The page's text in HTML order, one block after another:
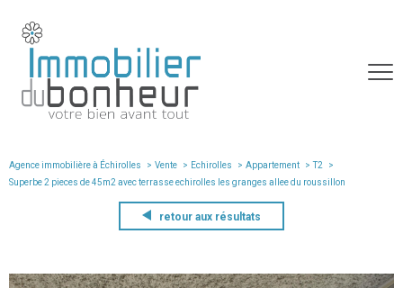
Agence immobilière à Échirolles Vente Echirolles Appartement
T2
superbe 2 pieces de 45m2 avec terrasse echirolles les granges allee du roussillon
retour aux résultats